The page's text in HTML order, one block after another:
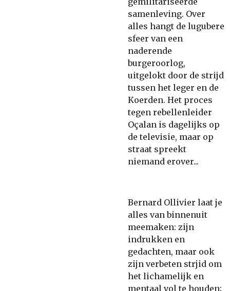
samenleving. Over
alles hangt de lugubere
sfeer van een
naderende
burgeroorlog,
uitgelokt door de strijd
tussen het leger en de
Koerden. Het proces
tegen rebellenleider
Oçalan is dagelijks op
de televisie, maar op
straat spreekt
niemand erover...
Bernard Ollivier laat je
alles van binnenuit
meemaken: zijn
indrukken en
gedachten, maar ook
zijn verbeten strjid om
het lichamelijk en
mentaal vol te houden;